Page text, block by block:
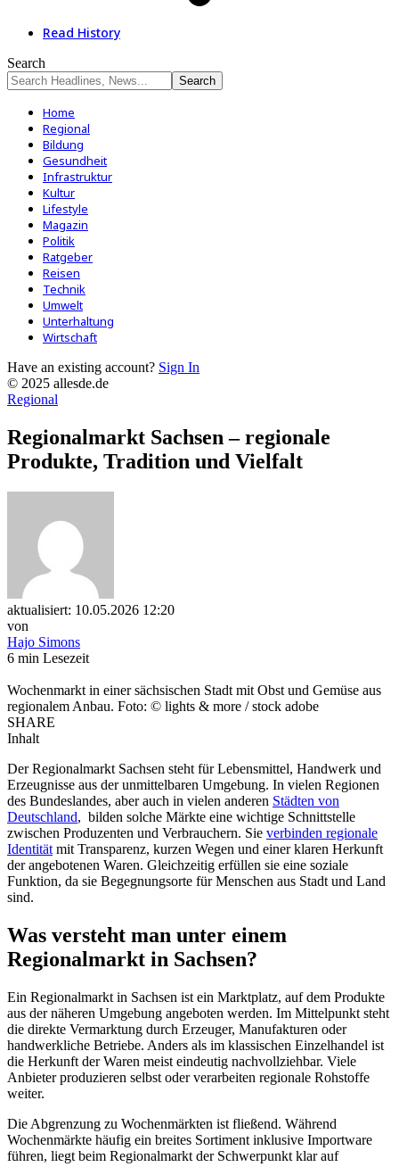
Read History
Search
Home
Regional
Bildung
Gesundheit
Infrastruktur
Kultur
Lifestyle
Magazin
Politik
Ratgeber
Reisen
Technik
Umwelt
Unterhaltung
Wirtschaft
Have an existing account? Sign In
© 2025 allesde.de
Regional
Regionalmarkt Sachsen – regionale
Produkte, Tradition und Vielfalt
aktualisiert: 10.05.2026 12:20
von
Hajo Simons
6 min Lesezeit
Wochenmarkt in einer sächsischen Stadt mit Obst und Gemüse aus
regionalem Anbau. Foto: © lights & more / stock adobe
SHARE
Inhalt
Der Regionalmarkt Sachsen steht für Lebensmittel, Handwerk und
Erzeugnisse aus der unmittelbaren Umgebung. In vielen Regionen
des Bundeslandes, aber auch in vielen anderen Städten von
Deutschland, bilden solche Märkte eine wichtige Schnittstelle
zwischen Produzenten und Verbrauchern. Sie verbinden regionale
Identität mit Transparenz, kurzen Wegen und einer klaren Herkunft
der angebotenen Waren. Gleichzeitig erfüllen sie eine soziale
Funktion, da sie Begegnungsorte für Menschen aus Stadt und Land
sind.
Was versteht man unter einem
Regionalmarkt in Sachsen?
Ein Regionalmarkt in Sachsen ist ein Marktplatz, auf dem Produkte
aus der näheren Umgebung angeboten werden. Im Mittelpunkt steht
die direkte Vermarktung durch Erzeuger, Manufakturen oder
handwerkliche Betriebe. Anders als im klassischen Einzelhandel ist
die Herkunft der Waren meist eindeutig nachvollziehbar. Viele
Anbieter produzieren selbst oder verarbeiten regionale Rohstoffe
weiter.
Die Abgrenzung zu Wochenmärkten ist fließend. Während
Wochenmärkte häufig ein breites Sortiment inklusive Importware
führen, liegt beim Regionalmarkt der Schwerpunkt klar auf